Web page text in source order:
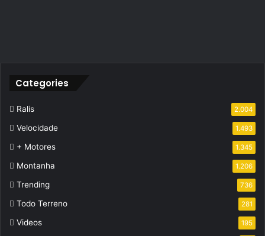
Categories
Ralis 2.004
Velocidade 1.493
+ Motores 1.345
Montanha 1.206
Trending 736
Todo Terreno 281
Videos 195